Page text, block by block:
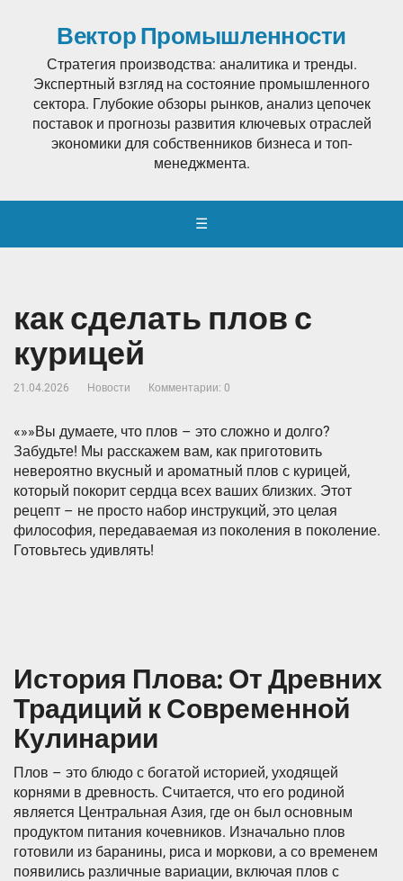
Вектор Промышленности
Стратегия производства: аналитика и тренды.
Экспертный взгляд на состояние промышленного
сектора. Глубокие обзоры рынков, анализ цепочек
поставок и прогнозы развития ключевых отраслей
экономики для собственников бизнеса и топ-
менеджмента.
☰
как сделать плов с
курицей
21.04.2026 Новости Комментарии: 0
«»»Вы думаете, что плов – это сложно и долго?
Забудьте! Мы расскажем вам, как приготовить
невероятно вкусный и ароматный плов с курицей,
который покорит сердца всех ваших близких. Этот
рецепт – не просто набор инструкций, это целая
философия, передаваемая из поколения в поколение.
Готовьтесь удивлять!
История Плова: От Древних
Традиций к Современной
Кулинарии
Плов – это блюдо с богатой историей, уходящей
корнями в древность. Считается, что его родиной
является Центральная Азия, где он был основным
продуктом питания кочевников. Изначально плов
готовили из баранины, риса и моркови, а со временем
появились различные вариации, включая плов с